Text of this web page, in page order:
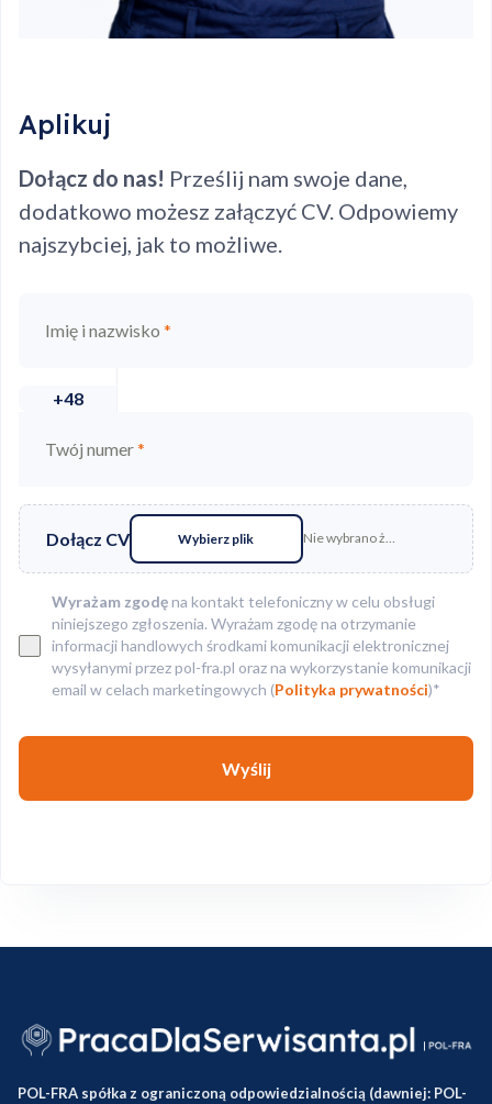
Aplikuj
Dołącz do nas! Prześlij nam swoje dane,
dodatkowo możesz załączyć CV. Odpowiemy
najszybciej, jak to możliwe.
Imię i nazwisko *
+48
Twój numer*
Dołącz CV Wybierz plik Nie wybrano żadnego pliku
Wyrażam zgodęna kontakt telefoniczny w celu obsługi
niniejszego zgłoszenia. Wyrażam zgodę na otrzymanie
informacji handlowych środkami komunikacji elektronicznej
wysyłanymi przez pol-fra.pl oraz na wykorzystanie komunikacji
email w celach marketingowych (Polityka prywatności)*
Wyślij
POL-FRA spółka z ograniczoną odpowiedzialnością (dawniej: POL-